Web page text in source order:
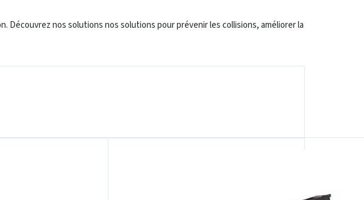
nos solutions nos solutions pour prévenir les collisions, améliorer la